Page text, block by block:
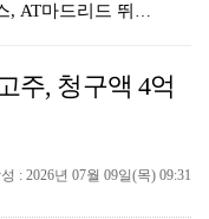
[ST포토] 패스하는 도밍게스, AT마드리드 뛰는 16…
폼 입고 응원
주, 청구액 4억
: 2026년 07월 09일(목) 09:31